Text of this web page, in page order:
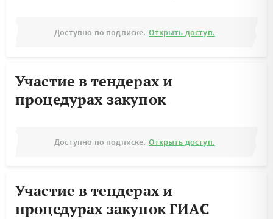
Доступно по подписке. Открыть доступ.
Участие в тендерах и
процедурах закупок
Доступно по подписке. Открыть доступ.
Участие в тендерах и
процедурах закупок ГИАС